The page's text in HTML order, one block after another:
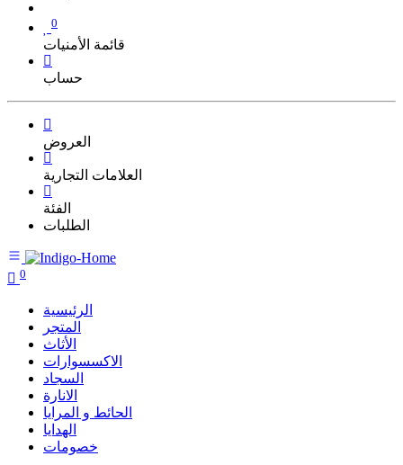
0
قائمة الأمنيات
حساب
العروض
العلامات التجارية
الفئة
الطلبات
0
الرئيسية
المتجر
الأثاث
الاكسسوارات
السجاد
الانارة
الحائط و المرايا
الهدايا
خصومات